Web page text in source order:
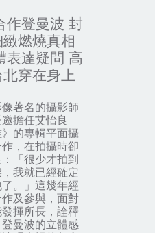
作登曼波 封
燃燒真相
表達疑問 高
穿在身上
著名的攝影師
擔任艾怡良
》的專輯平面攝
，在拍攝時卻
「很少才拍到
我就已經確定
。」這幾年經
及參與，面對
揮所長，詮釋
曼波的立體感